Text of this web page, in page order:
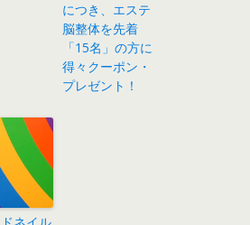
につき、エステ
脳整体を先着
「15名」の方に
得々クーポン・
プレゼント！